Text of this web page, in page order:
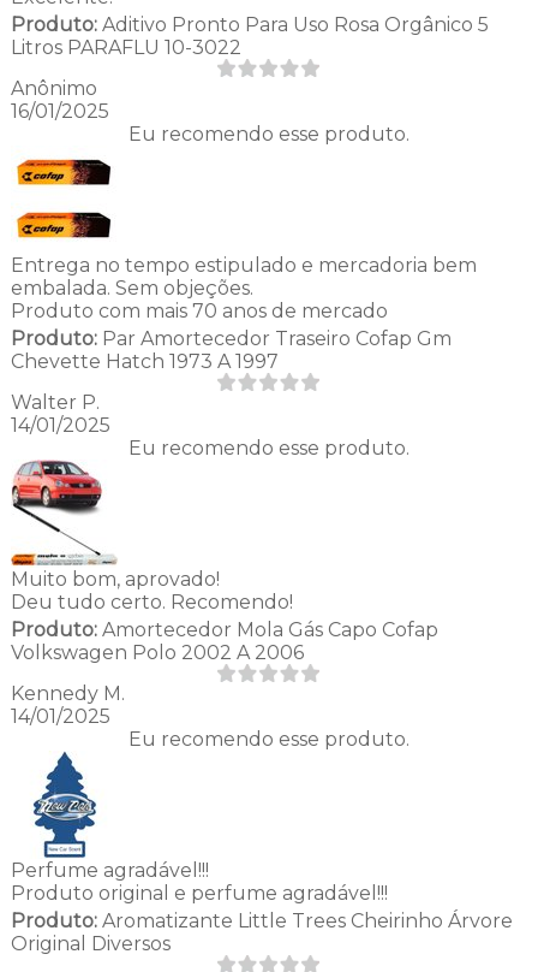
Produto:Aditivo Pronto Para Uso Rosa Orgânico 5
Litros PARAFLU 10-3022
Anônimo
16/01/2025
Eu recomendo esse produto.
Entrega no tempo estipulado e mercadoria bem
embalada. Sem objeções.
Produto com mais 70 anos de mercado
Produto:Par Amortecedor Traseiro Cofap Gm
Chevette Hatch 1973 A 1997
Walter P.
14/01/2025
Eu recomendo esse produto.
Muito bom, aprovado!
Deu tudo certo. Recomendo!
Produto:Amortecedor Mola Gás Capo Cofap
Volkswagen Polo 2002 A 2006
Kennedy M.
14/01/2025
Eu recomendo esse produto.
Perfume agradável!!!
Produto original e perfume agradável!!!
Produto:Aromatizante Little Trees Cheirinho Árvore
Original Diversos